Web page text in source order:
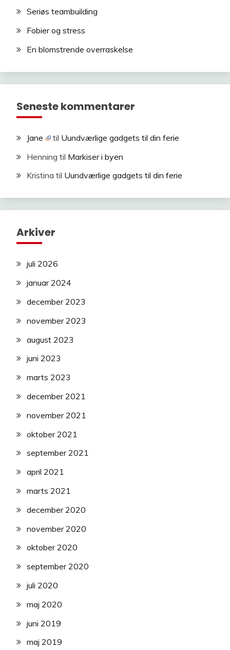
Seriøs teambuilding
Fobier og stress
En blomstrende overraskelse
Seneste kommentarer
Jane til Uundværlige gadgets til din ferie
Henning til Markiser i byen
Kristina til Uundværlige gadgets til din ferie
Arkiver
juli 2026
januar 2024
december 2023
november 2023
august 2023
juni 2023
marts 2023
december 2021
november 2021
oktober 2021
september 2021
april 2021
marts 2021
december 2020
november 2020
oktober 2020
september 2020
juli 2020
maj 2020
juni 2019
maj 2019